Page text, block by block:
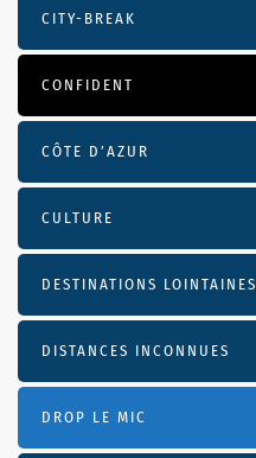
CITY-BREAK
CONFIDENT
CÔTE D’AZUR
CULTURE
DESTINATIONS LOINTAINES
DISTANCES INCONNUES
DROP LE MIC